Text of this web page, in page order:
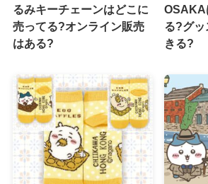
るみキーチェーンはどこに
売ってる?オンライン販売
はある?
OSAKA
る?グッ
きる?